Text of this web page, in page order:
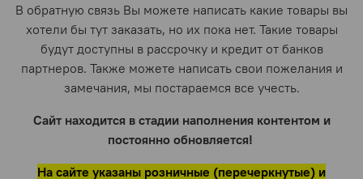
В обратную связь Вы можете написать какие товары вы
хотели бы тут заказать, но их пока нет. Такие товары
будут доступны в рассрочку и кредит от банков
партнеров. Также можете написать свои пожелания и
замечания, мы постараемся все учесть.
Сайт находится в стадии наполнения контентом и
постоянно обновляется!
На сайте указаны розничные (перечеркнутые) и